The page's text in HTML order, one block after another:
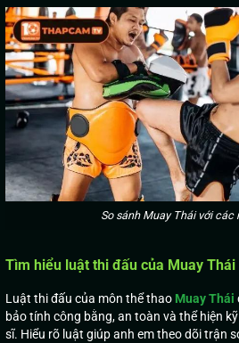
So sánh Muay Thái với các
Tìm hiểu luật thi đấu của Muay Thái
Luật thi đấu của môn thể thao Muay Thái
bảo tính công bằng, an toàn và thể hiện
sĩ. Hiểu rõ luật giúp anh em theo dõi trận